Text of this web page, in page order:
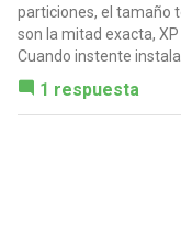
particiones, el tamaño
son la mitad exacta,
Cuando instente
1 respuesta